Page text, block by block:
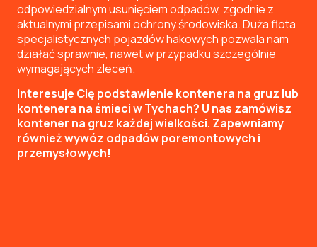
odpowiedzialnym usunięciem odpadów, zgodnie z
aktualnymi przepisami ochrony środowiska. Duża flota
specjalistycznych pojazdów hakowych pozwala nam
działać sprawnie, nawet w przypadku szczególnie
wymagających zleceń.
Interesuje Cię podstawienie kontenera na gruz lub
kontenera na śmieci w Tychach? U nas zamówisz
kontener na gruz każdej wielkości. Zapewniamy
również wywóz odpadów poremontowych i
przemysłowych!